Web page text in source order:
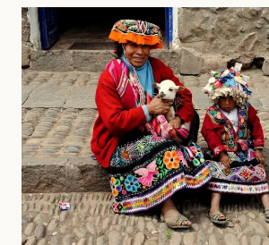
WARUM
WIR
JEDEN
SPRACHVERLUST
BETRAUERN
SOLLTEN